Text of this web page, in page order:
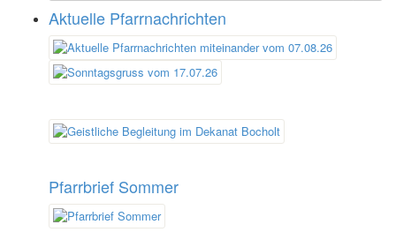
Aktuelle Pfarrnachrichten
Pfarrbrief Sommer